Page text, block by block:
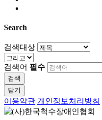
Search
검색대상
검색어 필수
검색
닫기
이용약관 개인정보처리방침